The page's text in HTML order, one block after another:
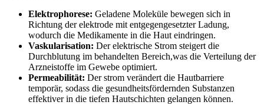
Elektrophorese: Geladene Moleküle bewegen sich in⁤
Richtung der elektrode mit ​entgegengesetzter Ladung,
wodurch die Medikamente ⁢in die Haut eindringen.
Vaskularisation: Der elektrische Strom steigert die
Durchblutung im behandelten Bereich,was die Verteilung der
Arzneistoffe im ⁤Gewebe optimiert.
Permeabilität: Der strom verändert die Hautbarriere
temporär,​ sodass die gesundheitsfördernden Substanzen‍
effektiver in ‍die tiefen Hautschichten⁣ gelangen können.